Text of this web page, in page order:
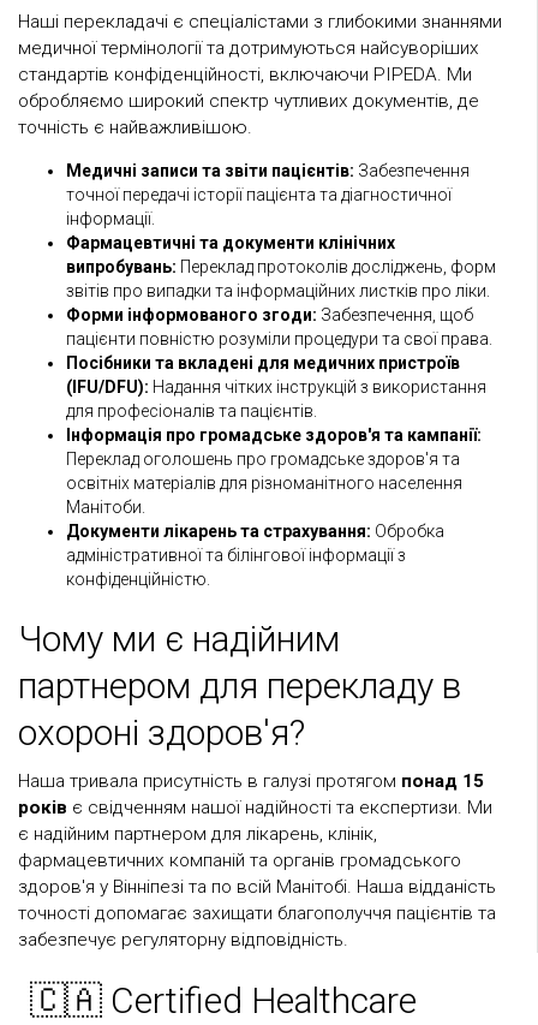
Наші перекладачі є спеціалістами з глибокими знаннями
медичної термінології та дотримуються найсуворіших
стандартів конфіденційності, включаючи PIPEDA. Ми
обробляємо широкий спектр чутливих документів, де
точність є найважливішою.
Медичні записи та звіти пацієнтів: Забезпечення
точної передачі історії пацієнта та діагностичної
інформації.
Фармацевтичні та документи клінічних
випробувань: Переклад протоколів досліджень, форм
звітів про випадки та інформаційних листків про ліки.
Форми інформованого згоди: Забезпечення, щоб
пацієнти повністю розуміли процедури та свої права.
Посібники та вкладені для медичних пристроїв
(IFU/DFU): Надання чітких інструкцій з використання
для професіоналів та пацієнтів.
Інформація про громадське здоров'я та кампанії:
Переклад оголошень про громадське здоров'я та
освітніх матеріалів для різноманітного населення
Манітоби.
Документи лікарень та страхування: Обробка
адміністративної та білінгової інформації з
конфіденційністю.
Чому ми є надійним
партнером для перекладу в
охороні здоров'я?
Наша тривала присутність в галузі протягом понад 15
років є свідченням нашої надійності та експертизи. Ми
є надійним партнером для лікарень, клінік,
фармацевтичних компаній та органів громадського
здоров'я у Вінніпезі та по всій Манітобі. Наша відданість
точності допомагає захищати благополуччя пацієнтів та
забезпечує регуляторну відповідність.
🇨🇦 Certified Healthcare